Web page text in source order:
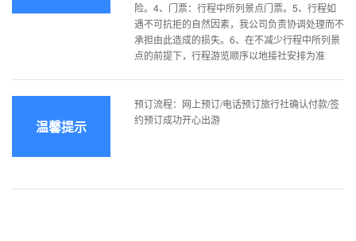
险。4、门票：行程中所列景点门票。5、行程如
遇不可抗拒的自然因素，我公司负责协调处理而不
承担由此造成的损失。6、在不减少行程中所列景
点的前提下，行程游览顺序以地接社安排为准
温馨提示
预订流程：网上预订/电话预订旅行社确认付款/签
约预订成功开心出游